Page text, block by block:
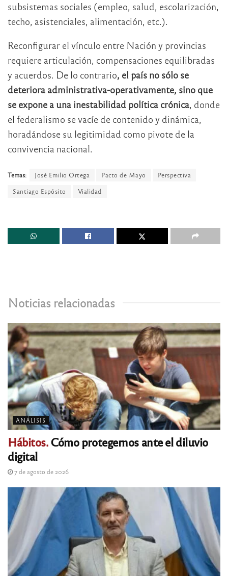
subsistemas sociales (empleo, salud, escolarización,
techo, asistenciales, alimentación, etc.).
Reconfigurar el vínculo entre Nación y provincias
requiere articulación, compensaciones equilibradas
y acuerdos. De lo contrario, el país no sólo se
deteriora administrativa-operativamente, sino que
se expone a una inestabilidad política crónica, donde
el federalismo se vacíe de contenido y dinámica,
horadándose su legitimidad como pivote de la
convivencia nacional.
Temas: José Emilio Ortega Pacto de Mayo
Perspectiva
Santiago Espósito
Vialidad
Noticias relacionadas
ANÁLISIS
Hábitos.Cómo protegernos ante el diluvio
digital
7 de agosto de 2026